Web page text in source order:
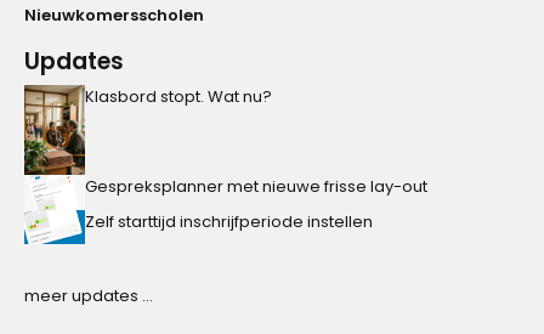
Nieuwkomersscholen
Updates
Klasbord stopt. Wat nu?
Gespreksplanner met nieuwe frisse lay-out
Zelf starttijd inschrijfperiode instellen
meer updates ...